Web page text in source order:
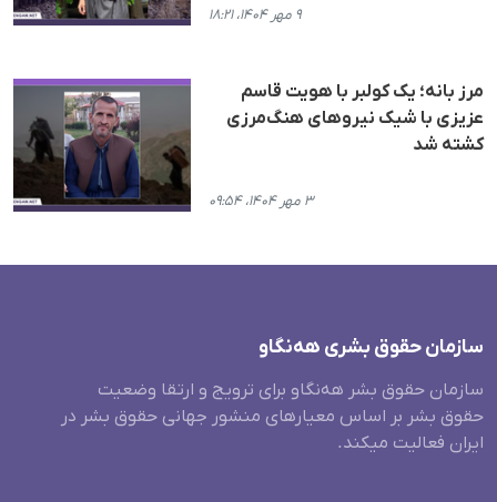
۹ مهر ۱۴۰۴، ۱۸:۲۱
مرز بانه؛ یک کولبر با هویت قاسم
عزیزی با شیک نیروهای هنگ‌مرزی
کشته شد
۳ مهر ۱۴۰۴، ۰۹:۵۴
سازمان حقوق بشری هەنگاو
سازمان حقوق بشر هه‌نگاو برای ترویج و ارتقا وضعیت
حقوق بشر بر اساس معیارهای منشور جهانی حقوق بشر در
ایران فعالیت میکند.